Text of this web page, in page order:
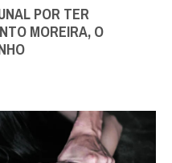
POR TER
MOREIRA, O